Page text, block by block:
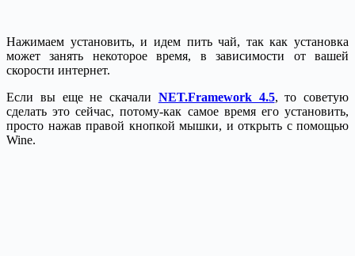
Нажимаем установить, и идем пить чай, так как установка
может занять некоторое время, в зависимости от вашей
скорости интернет.
Если вы еще не скачали NET.Framework 4.5, то советую
сделать это сейчас, потому-как самое время его установить,
просто нажав правой кнопкой мышки, и открыть с помощью
Wine.